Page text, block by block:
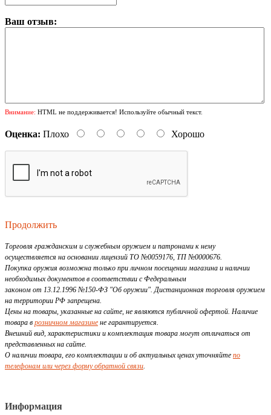
Ваш отзыв:
Внимание: HTML не поддерживается! Используйте обычный текст.
Оценка: Плохо Хорошо
Продолжить
Торговля гражданским и служебным оружием и патронами к нему
осуществляется на основании лицензий ТО №0059176, ТП №0000676.
Покупка оружия возможна только при личном посещении магазина и наличии
необходимых документов в соответствии с Федеральным
законом от 13.12.1996 №150-ФЗ "Об оружии". Дистанционная торговля оружием
на территории РФ запрещена.
Цены на товары, указанные на сайте, не являются публичной офертой. Наличие
товара в розничном магазине не гарантируется.
Внешний вид, характеристики и комплектация товара могут отличаться от
представленных на сайте.
О наличии товара, его комплектации и об актуальных ценах уточняйте по
телефонам или через форму обратной связи.
Информация